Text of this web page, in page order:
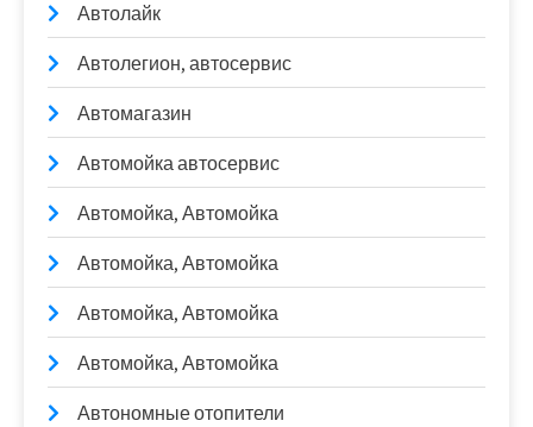
Автолайк
Автолегион, автосервис
Автомагазин
Автомойка автосервис
Автомойка, Автомойка
Автомойка, Автомойка
Автомойка, Автомойка
Автомойка, Автомойка
Автономные отопители